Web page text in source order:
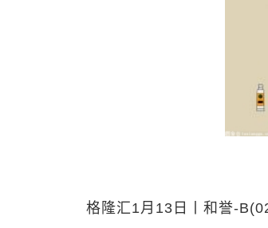
格隆汇1月13日丨和誉-